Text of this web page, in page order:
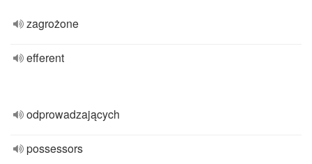
zagrożone
efferent
odprowadzających
possessors